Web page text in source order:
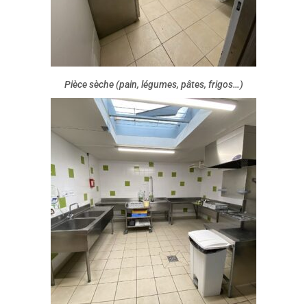
Pièce sèche (pain, légumes, pâtes, frigos…)